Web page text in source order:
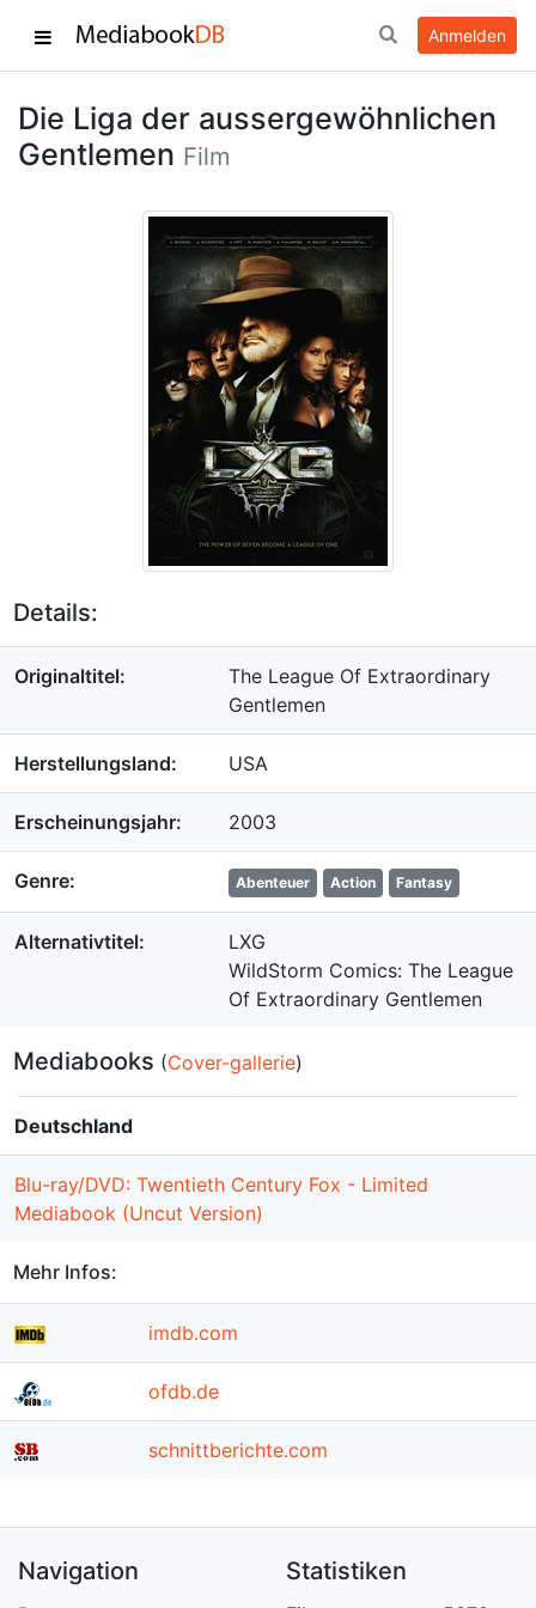
Anmelden
Die Liga der aussergewöhnlichen
Gentlemen Film
Details:
Originaltitel:
The League Of Extraordinary
Gentlemen
Herstellungsland: USA
Erscheinungsjahr: 2003
Genre: Abenteuer Action Fantasy
Alternativtitel:
LXG
WildStorm Comics: The League
Of Extraordinary Gentlemen
Mediabooks (Cover-gallerie)
Deutschland
Blu-ray/DVD: Twentieth Century Fox - Limited
Mediabook (Uncut Version)
Mehr Infos:
imdb.com
ofdb.de
schnittberichte.com
Navigation Statistiken